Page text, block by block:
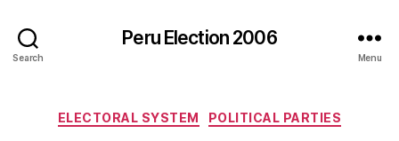
Search
Peru Election 2006
Menu
Categories
ELECTORAL SYSTEM POLITICAL PARTIES